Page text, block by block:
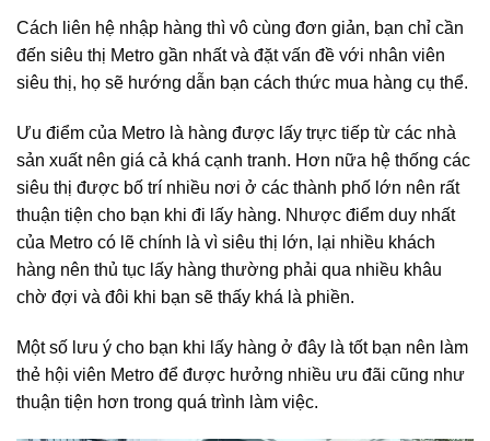
Cách liên hệ nhập hàng thì vô cùng đơn giản, bạn chỉ cần
đến siêu thị Metro gần nhất và đặt vấn đề với nhân viên
siêu thị, họ sẽ hướng dẫn bạn cách thức mua hàng cụ thể.
Ưu điểm của Metro là hàng được lấy trực tiếp từ các nhà
sản xuất nên giá cả khá cạnh tranh. Hơn nữa hệ thống các
siêu thị được bố trí nhiều nơi ở các thành phố lớn nên rất
thuận tiện cho bạn khi đi lấy hàng. Nhược điểm duy nhất
của Metro có lẽ chính là vì siêu thị lớn, lại nhiều khách
hàng nên thủ tục lấy hàng thường phải qua nhiều khâu
chờ đợi và đôi khi bạn sẽ thấy khá là phiền.
Một số lưu ý cho bạn khi lấy hàng ở đây là tốt bạn nên làm
thẻ hội viên Metro để được hưởng nhiều ưu đãi cũng như
thuận tiện hơn trong quá trình làm việc.